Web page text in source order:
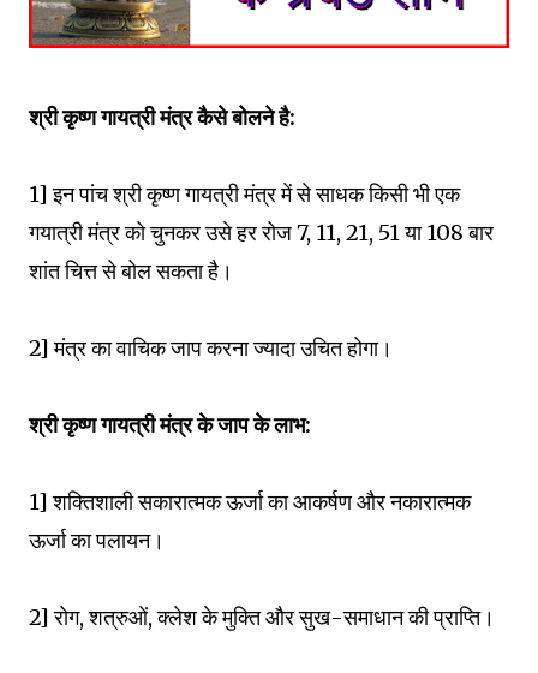
श्री कृष्ण गायत्री मंत्र कैसे बोलने है:
1] इन पांच श्री कृष्ण गायत्री मंत्र में से साधक किसी भी एक
गयात्री मंत्र को चुनकर उसे हर रोज 7, 11, 21, 51 या 108 बार
शांत चित्त से बोल सकता है।
2] मंत्र का वाचिक जाप करना ज्यादा उचित होगा।
श्री कृष्ण गायत्री मंत्र के जाप के लाभ:
1] शक्तिशाली सकारात्मक ऊर्जा का आकर्षण और नकारात्मक
ऊर्जा का पलायन।
2] रोग, शत्रुओं, क्लेश के मुक्ति और सुख-समाधान की प्राप्ति।